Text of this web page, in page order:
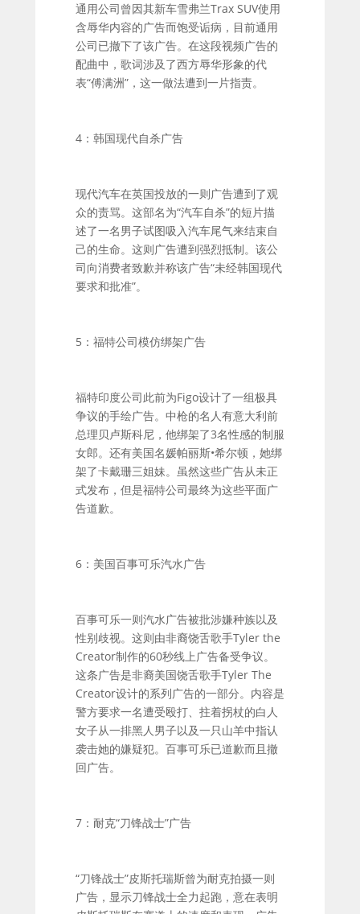
通用公司曾因其新车雪弗兰Trax SUV使用
含辱华内容的广告而饱受诟病，目前通用
公司已撤下了该广告。在这段视频广告的
配曲中，歌词涉及了西方辱华形象的代
表“傅满洲”，这一做法遭到一片指责。
4：韩国现代自杀广告
现代汽车在英国投放的一则广告遭到了观
众的责骂。这部名为“汽车自杀”的短片描
述了一名男子试图吸入汽车尾气来结束自
己的生命。这则广告遭到强烈抵制。该公
司向消费者致歉并称该广告“未经韩国现代
要求和批准”。
5：福特公司模仿绑架广告
福特印度公司此前为Figo设计了一组极具
争议的手绘广告。中枪的名人有意大利前
总理贝卢斯科尼，他绑架了3名性感的制服
女郎。还有美国名媛帕丽斯•希尔顿，她绑
架了卡戴珊三姐妹。虽然这些广告从未正
式发布，但是福特公司最终为这些平面广
告道歉。
6：美国百事可乐汽水广告
百事可乐一则汽水广告被批涉嫌种族以及
性别歧视。这则由非裔饶舌歌手Tyler the
Creator制作的60秒线上广告备受争议。
这条广告是非裔美国饶舌歌手Tyler The
Creator设计的系列广告的一部分。内容是
警方要求一名遭受殴打、拄着拐杖的白人
女子从一排黑人男子以及一只山羊中指认
袭击她的嫌疑犯。百事可乐已道歉而且撤
回广告。
7：耐克“刀锋战士”广告
“刀锋战士”皮斯托瑞斯曾为耐克拍摄一则
广告，显示刀锋战士全力起跑，意在表明